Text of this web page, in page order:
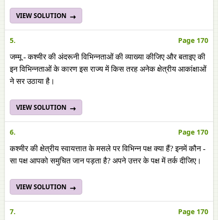
VIEW SOLUTION
5. Page 170
जम्मू - कश्मीर की अंदरूनी विभिन्नताओं की व्याख्या कीजिए और बताइए की
इन विभिन्नताओं के कारण इस राज्य में किस तरह अनेक क्षेत्रीय आकांक्षाओं
ने सर उठाया है।
VIEW SOLUTION
6. Page 170
कश्मीर की क्षेत्रीय स्वायत्तात के मसले पर विभिन्न पक्ष क्या हैं? इनमें कौन -
सा पक्ष आपको समुचित जान पड़ता है? अपने उत्तर के पक्ष में तर्क दीजिए।
VIEW SOLUTION
7. Page 170